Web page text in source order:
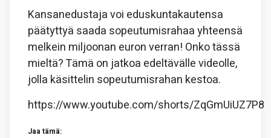
Kansanedustaja voi eduskuntakautensa
päätyttyä saada sopeutumisrahaa yhteensä
melkein miljoonan euron verran! Onko tässä
mieltä? Tämä on jatkoa edeltävälle videolle,
jolla käsittelin sopeutumisrahan kestoa.
https://www.youtube.com/shorts/ZqGmUiUZ7P8
Jaa tämä: